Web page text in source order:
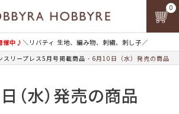
催中♪＼リバティ 生地、編み物、刺繍、刺し子／
0
スリープレス5月号掲載商品 6月10日（水）発売の商品
（水）発売の商品